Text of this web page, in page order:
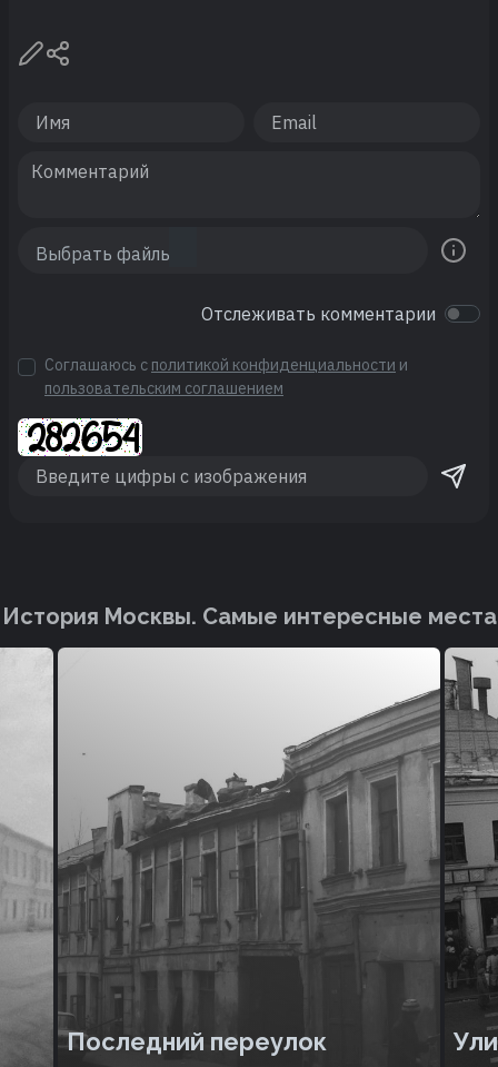
Отслеживать комментарии
Соглашаюсь с политикой конфиденциальности и
пользовательским соглашением
История Москвы. Cамые интересные места
Последний переулок